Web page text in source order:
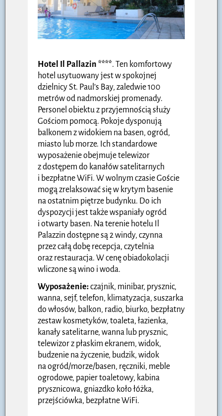
Hotel Il Pallazin ****. Ten komfortowy
hotel usytuowany jest w spokojnej
dzielnicy St. Paul’s Bay, zaledwie 100
metrów od nadmorskiej promenady.
Personel obiektu z przyjemnością służy
Gościom pomocą. Pokoje dysponują
balkonem z widokiem na basen, ogród,
miasto lub morze. Ich standardowe
wyposażenie obejmuje telewizor
z dostępem do kanałów satelitarnych
i bezpłatne WiFi. W wolnym czasie Goście
mogą zrelaksować się w krytym basenie
na ostatnim piętrze budynku. Do ich
dyspozycji jest także wspaniały ogród
i otwarty basen. Na terenie hotelu Il
Palazzin dostępne są 2 windy, czynna
przez całą dobę recepcja, czytelnia
oraz restauracja. W cenę obiadokolacji
wliczone są wino i woda.
Wyposażenie:czajnik, minibar, prysznic,
wanna, sejf, telefon, klimatyzacja, suszarka
do włosów, balkon, radio, biurko, bezpłatny
zestaw kosmetyków, toaleta, łazienka,
kanały satelitarne, wanna lub prysznic,
telewizor z płaskim ekranem, widok,
budzenie na życzenie, budzik, widok
na ogród/morze/basen, ręczniki, meble
ogrodowe, papier toaletowy, kabina
prysznicowa, gniazdko koło łóżka,
przejściówka, bezpłatne WiFi.